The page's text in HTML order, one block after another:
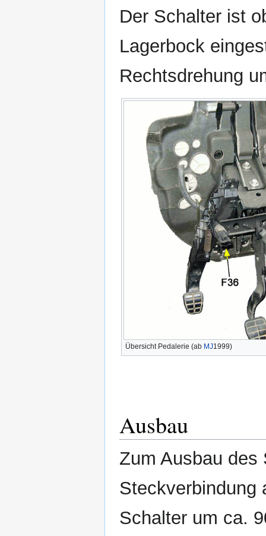
Der Schalter ist
Lagerbock
Rechtsdrehung
Übersicht Pedalerie (ab MJ1999)
Ausbau
Zum Ausbau
Steckverbindung
Schalter um ca.